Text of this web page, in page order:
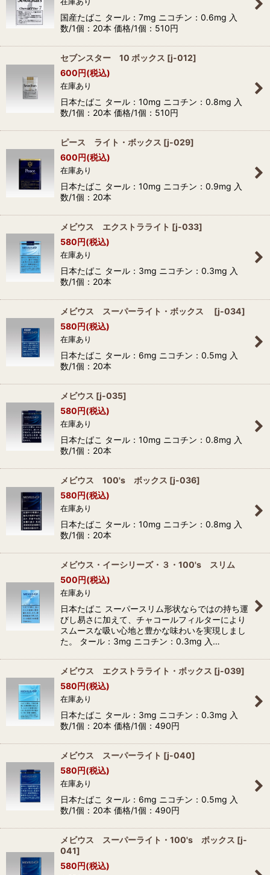
国産たばこ タール：7mg ニコチン：0.6mg 入
数/1個：20本 価格/1個：510円
セブンスター 10 ボックス [j-012]
600円(税込)
在庫あり
日本たばこ タール：10mg ニコチン：0.8mg 入
数/1個：20本 価格/1個：510円
ピース ライト・ボックス [j-029]
600円(税込)
在庫あり
日本たばこ タール：10mg ニコチン：0.9mg 入
数/1個：20本
メビウス エクストラライト [j-033]
580円(税込)
在庫あり
日本たばこ タール：3mg ニコチン：0.3mg 入
数/1個：20本
メビウス スーパーライト・ボックス [j-034]
580円(税込)
在庫あり
日本たばこ タール：6mg ニコチン：0.5mg 入
数/1個：20本
メビウス [j-035]
580円(税込)
在庫あり
日本たばこ タール：10mg ニコチン：0.8mg 入
数/1個：20本
メビウス 100's ボックス [j-036]
580円(税込)
在庫あり
日本たばこ タール：10mg ニコチン：0.8mg 入
数/1個：20本
メビウス・イーシリーズ・３・100's スリム
500円(税込)
在庫あり
日本たばこ スーパースリム形状ならではの持ち運
びし易さに加えて、チャコールフィルターにより
スムースな吸い心地と豊かな味わいを実現しまし
た。 タール：3mg ニコチン：0.3mg 入…
メビウス エクストラライト・ボックス [j-039]
580円(税込)
在庫あり
日本たばこ タール：3mg ニコチン：0.3mg 入
数/1個：20本 価格/1個：490円
メビウス スーパーライト [j-040]
580円(税込)
在庫あり
日本たばこ タール：6mg ニコチン：0.5mg 入
数/1個：20本 価格/1個：490円
メビウス スーパーライト・100's ボックス [j-
041]
580円(税込)